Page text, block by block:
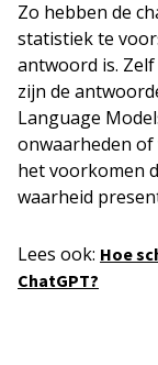
Zo hebben de
statistiek te
antwoord is.
zijn de
Language
onwaarheden
het voorkomen
waarheid
Lees ook: Hoe
ChatGPT?